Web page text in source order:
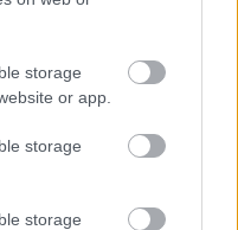
storage
or app.
storage
storage